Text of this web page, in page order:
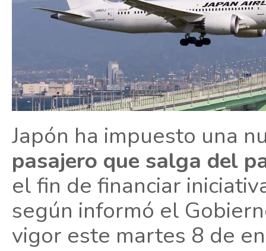
Japón ha impuesto una
pasajero que salga del
el fin de financiar
según informó el
vigor este martes 8 de